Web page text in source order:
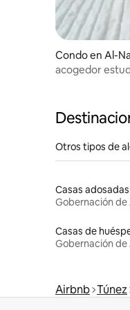
Condo en Al-
acogedor
Otros tipos de
Gobernación de
Gobernación de
Airbnb Túnez